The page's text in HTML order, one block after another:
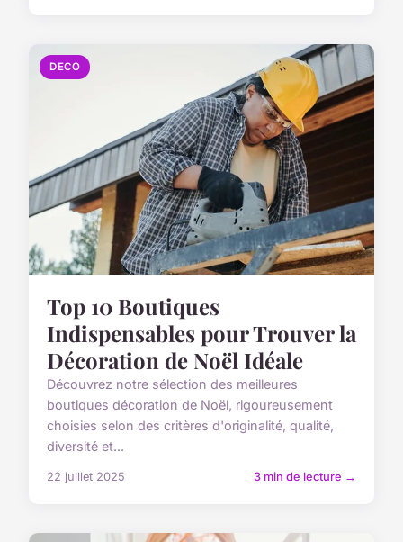
DECO
Top 10 Boutiques
Indispensables pour Trouver la
Décoration de Noël Idéale
Découvrez notre sélection des meilleures
boutiques décoration de Noël, rigoureusement
choisies selon des critères d'originalité, qualité,
diversité et...
22 juillet 2025 3 min de lecture →